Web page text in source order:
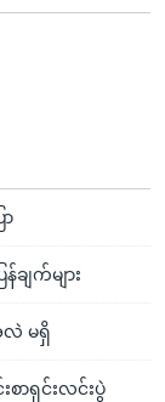
ျက်များ
လဲ မရှိ
ာရှင်းလင်းပွဲ